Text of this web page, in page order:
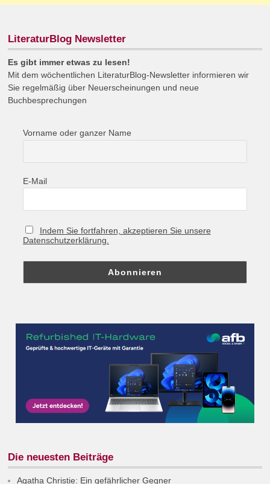
LiteraturBlog Newsletter
Es gibt immer etwas zu lesen!
Mit dem wöchentlichen LiteraturBlog-Newsletter informieren wir
Sie regelmäßig über Neuerscheinungen und neue
Buchbesprechungen
Vorname oder ganzer Name
E-Mail
Indem Sie fortfahren, akzeptieren Sie unsere
Datenschutzerklärung.
Die neuesten Beiträge
Agatha Christie: Ein gefährlicher Gegner